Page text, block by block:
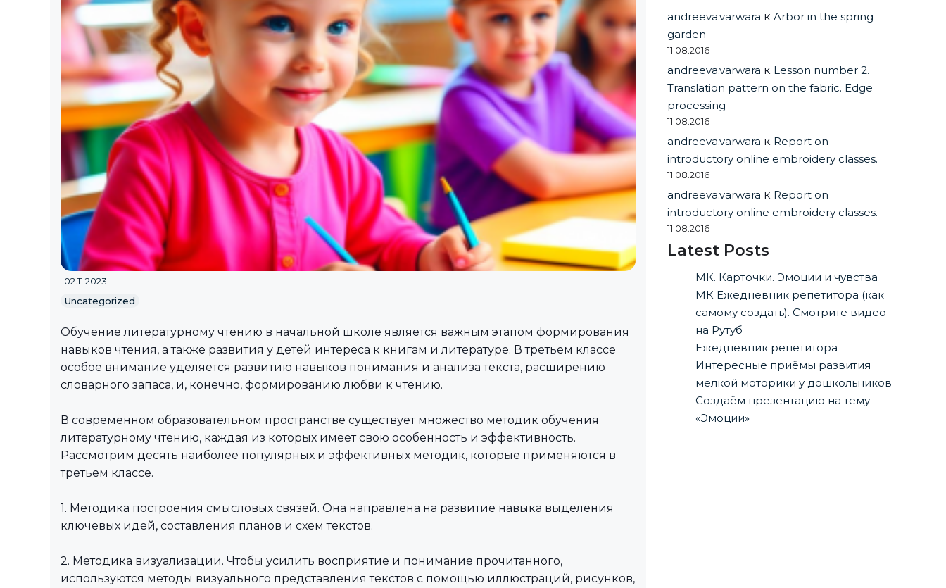
02.11.2023
Uncategorized
Обучение литературному чтению в начальной школе является важным этапом формирования
навыков чтения, а также развития у детей интереса к книгам и литературе. В третьем классе
особое внимание уделяется развитию навыков понимания и анализа текста, расширению
словарного запаса, и, конечно, формированию любви к чтению.
В современном образовательном пространстве существует множество методик обучения
литературному чтению, каждая из которых имеет свою особенность и эффективность.
Рассмотрим десять наиболее популярных и эффективных методик, которые применяются в
третьем классе.
1. Методика построения смысловых связей. Она направлена на развитие навыка выделения
ключевых идей, составления планов и схем текстов.
2. Методика визуализации. Чтобы усилить восприятие и понимание прочитанного,
используются методы визуального представления текстов с помощью иллюстраций, рисунков,
andreeva.varwara кArbor in the spring
garden
11.08.2016
andreeva.varwara к Lesson number 2.
Translation pattern on the fabric. Edge
processing
11.08.2016
andreeva.varwara к Report on
introductory online embroidery classes.
11.08.2016
andreeva.varwara к Report on
introductory online embroidery classes.
11.08.2016
Latest Posts
МК. Карточки. Эмоции и чувства
МК Ежедневник репетитора (как
самому создать). Смотрите видео
на Рутуб
Ежедневник репетитора
Интересные приёмы развития
мелкой моторики у дошкольников
Создаём презентацию на тему
«Эмоции»